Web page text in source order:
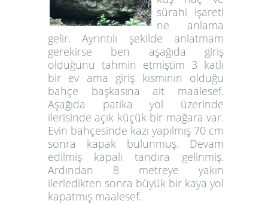
sürahi işareti
ne anlama
gelir. Ayrıntılı şekilde anlatmam
gerekirse ben aşağıda giriş
olduğunu tahmin etmiştim 3 katlı
bir ev ama giriş kısmının olduğu
bahçe başkasına ait maalesef.
Aşağıda patika yol üzerinde
ilerisinde açık küçük bir mağara var.
Evin bahçesinde kazı yapılmış 70 cm
sonra kapak bulunmuş. Devam
edilmiş kapalı tandıra gelinmiş.
Ardından 8 metreye yakın
ilerledikten sonra büyük bir kaya yol
kapatmış maalesef.